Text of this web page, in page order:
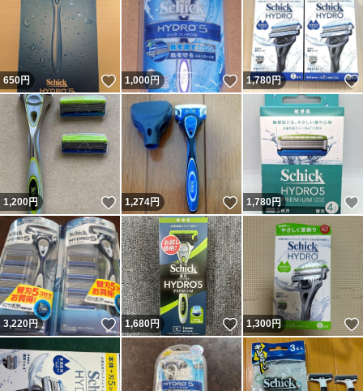
650円 いいね！
1,000円 いいね！
1,780円
1,200円 いいね！
1,274円 いいね！
1,780円
3,220円 いいね！
1,680円 いいね！
1,300円